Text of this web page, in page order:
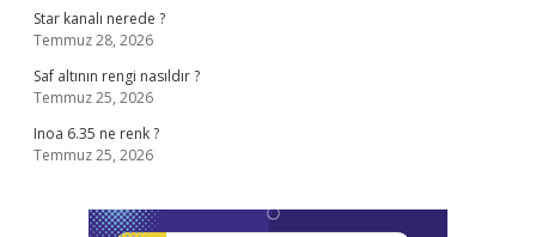
Star kanalı nerede ?
Temmuz 28, 2026
Saf altının rengi nasıldır ?
Temmuz 25, 2026
Inoa 6.35 ne renk ?
Temmuz 25, 2026